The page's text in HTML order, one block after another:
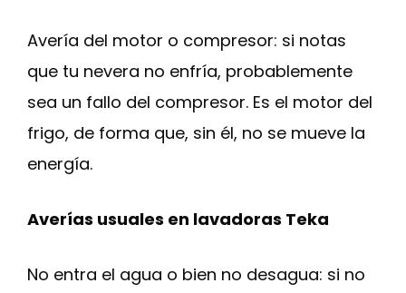
Avería del motor o compresor: si notas
que tu nevera no enfría, probablemente
sea un fallo del compresor. Es el motor del
frigo, de forma que, sin él, no se mueve la
energía.
Averías usuales en lavadoras Teka
No entra el agua o bien no desagua: si no